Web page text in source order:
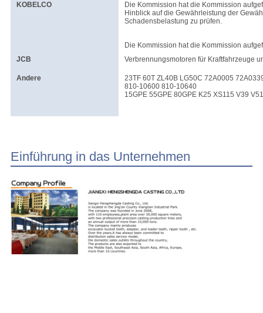
KOBELCO
Die Kommission hat die Kommission
Hinblick auf die Gewährleistung der
Schadensbelastung zu prüfen.
Die Kommission hat die Kommission
JCB
Verbrennungsmotoren für Kraftfahrzeuge
Andere
23TF 60T ZL40B LG50C 72A0005
810-10600 810-10640
15GPE 55GPE 80GPE K25 XS115 V39
Einführung in das Unternehmen